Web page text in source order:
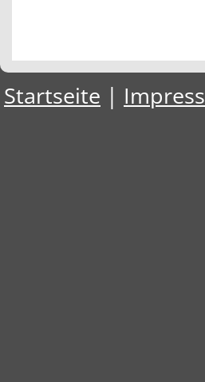
Startseite |